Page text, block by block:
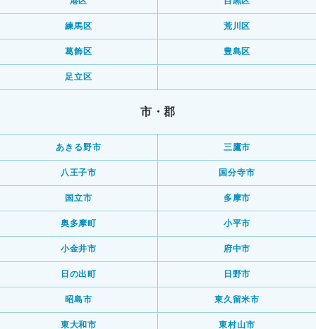
練馬区 荒川区
葛飾区 豊島区
足立区
市・郡
あきる野市 三鷹市
八王子市 国分寺市
国立市 多摩市
奥多摩町 小平市
小金井市 府中市
日の出町 日野市
昭島市 東久留米市
東大和市 東村山市